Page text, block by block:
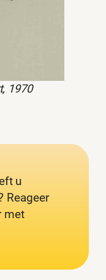
1970
u
Reageer
met